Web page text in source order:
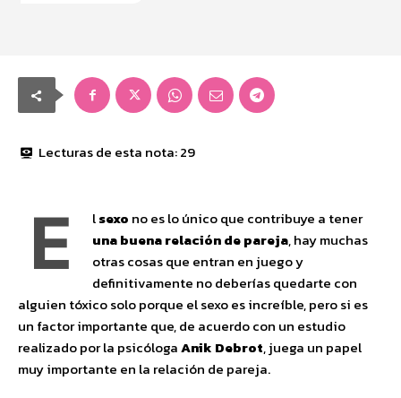
Lecturas de esta nota:29
E lsexo no es lo único que contribuye a tener
una buena relación de pareja, hay muchas
otras cosas que entran en juego y
definitivamente no deberías quedarte con
alguien tóxico solo porque el sexo es increíble, pero si es
un factor importante que, de acuerdo con un estudio
realizado por la psicólogaAnik Debrot, juega un papel
muy importante en la relación de pareja.